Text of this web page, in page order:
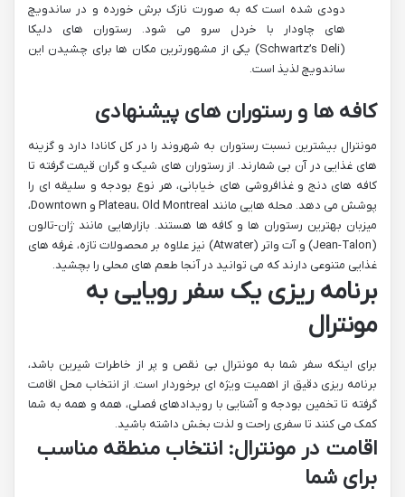
دودی شده است که به صورت نازک برش خورده و در ساندویچ
های چاودار با خردل سرو می شود. رستوران های دلیکا
(Schwartz’s Deli) یکی از مشهورترین مکان ها برای چشیدن این
ساندویچ لذیذ است.
کافه ها و رستوران های پیشنهادی
مونترال بیشترین نسبت رستوران به شهروند را در کل کانادا دارد و گزینه
های غذایی در آن بی شمارند. از رستوران های شیک و گران قیمت گرفته تا
کافه های دنج و غذافروشی های خیابانی، هر نوع بودجه و سلیقه ای را
پوشش می دهد. محله هایی مانند Plateau، Old Montreal و Downtown،
میزبان بهترین رستوران ها و کافه ها هستند. بازارهایی مانند ژان-تالون
(Jean-Talon) و آت واتر (Atwater) نیز علاوه بر محصولات تازه، غرفه های
غذایی متنوعی دارند که می توانید در آنجا طعم های محلی را بچشید.
برنامه ریزی یک سفر رویایی به
مونترال
برای اینکه سفر شما به مونترال بی نقص و پر از خاطرات شیرین باشد،
برنامه ریزی دقیق از اهمیت ویژه ای برخوردار است. از انتخاب محل اقامت
گرفته تا تخمین بودجه و آشنایی با رویدادهای فصلی، همه و همه به شما
کمک می کنند تا سفری راحت و لذت بخش داشته باشید.
اقامت در مونترال: انتخاب منطقه مناسب
برای شما